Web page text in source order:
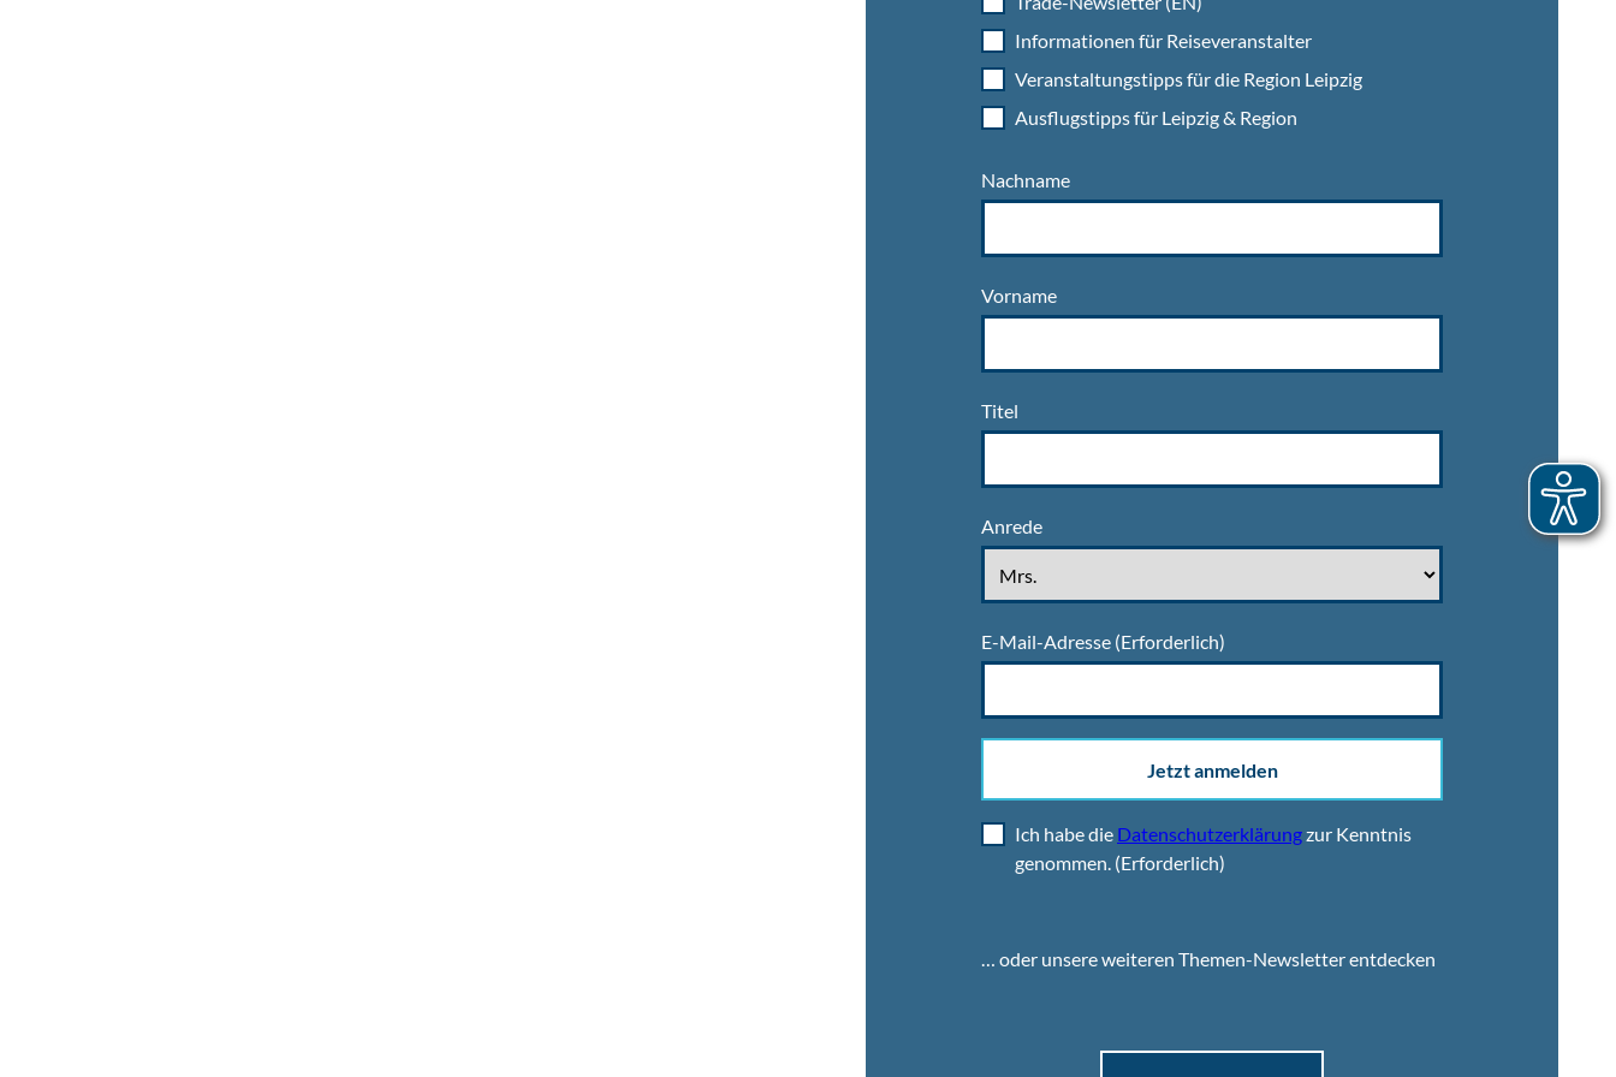
Informationen für Reiseveranstalter
Veranstaltungstipps für die Region Leipzig
Ausflugstipps für Leipzig & Region
Nachname
Vorname
Titel
Anrede
E-Mail-Adresse (Erforderlich)
Jetzt anmelden
Ich habe die Datenschutzerklärungzur Kenntnis
genommen. (Erforderlich)
… oder unsere weiteren Themen-Newsletter entdecken